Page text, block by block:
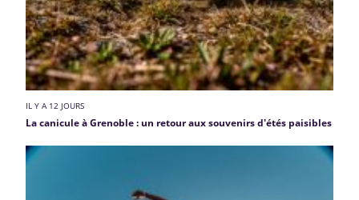
IL Y A 12 JOURS
La canicule à Grenoble : un retour aux souvenirs d'étés paisibles